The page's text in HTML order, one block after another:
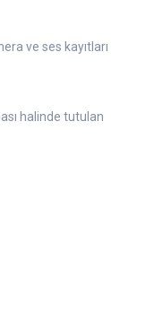
ve ses kayıtları
halinde tutulan